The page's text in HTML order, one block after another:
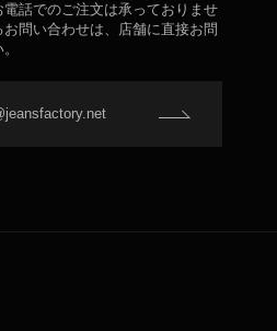
話でのご注文は承っておりませ
問い合わせは、店舗に直接お問